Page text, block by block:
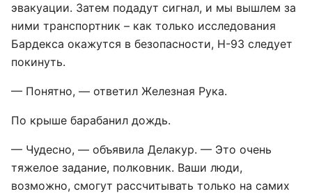
эвакуации. Затем подадут сигнал, и мы вышлем за
ними транспортник – как только исследования
Бардекса окажутся в безопасности, Н-93 следует
покинуть.
— Понятно, — ответил Железная Рука.
По крыше барабанил дождь.
— Чудесно, — объявила Делакур. — Это очень
тяжелое задание, полковник. Ваши люди,
возможно, смогут рассчитывать только на самих